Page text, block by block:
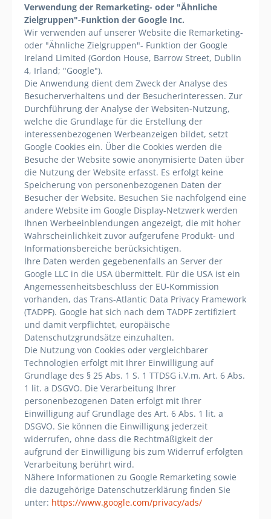
Verwendung der Remarketing- oder "Ähnliche
Zielgruppen"-Funktion der Google Inc.
Wir verwenden auf unserer Website die Remarketing-
oder "Ähnliche Zielgruppen"- Funktion der Google
Ireland Limited (Gordon House, Barrow Street, Dublin
4, Irland; "Google").
Die Anwendung dient dem Zweck der Analyse des
Besucherverhaltens und der Besucherinteressen. Zur
Durchführung der Analyse der Websiten-Nutzung,
welche die Grundlage für die Erstellung der
interessenbezogenen Werbeanzeigen bildet, setzt
Google Cookies ein. Über die Cookies werden die
Besuche der Website sowie anonymisierte Daten über
die Nutzung der Website erfasst. Es erfolgt keine
Speicherung von personenbezogenen Daten der
Besucher der Website. Besuchen Sie nachfolgend eine
andere Website im Google Display-Netzwerk werden
Ihnen Werbeeinblendungen angezeigt, die mit hoher
Wahrscheinlichkeit zuvor aufgerufene Produkt- und
Informationsbereiche berücksichtigen.
Ihre Daten werden gegebenenfalls an Server der
Google LLC in die USA übermittelt. Für die USA ist ein
Angemessenheitsbeschluss der EU-Kommission
vorhanden, das Trans-Atlantic Data Privacy Framework
(TADPF). Google hat sich nach dem TADPF zertifiziert
und damit verpflichtet, europäische
Datenschutzgrundsätze einzuhalten.
Die Nutzung von Cookies oder vergleichbarer
Technologien erfolgt mit Ihrer Einwilligung auf
Grundlage des § 25 Abs. 1 S. 1 TTDSG i.V.m. Art. 6 Abs.
1 lit. a DSGVO. Die Verarbeitung Ihrer
personenbezogenen Daten erfolgt mit Ihrer
Einwilligung auf Grundlage des Art. 6 Abs. 1 lit. a
DSGVO. Sie können die Einwilligung jederzeit
widerrufen, ohne dass die Rechtmäßigkeit der
aufgrund der Einwilligung bis zum Widerruf erfolgten
Verarbeitung berührt wird.
Nähere Informationen zu Google Remarketing sowie
die dazugehörige Datenschutzerklärung finden Sie
unter: https://www.google.com/privacy/ads/